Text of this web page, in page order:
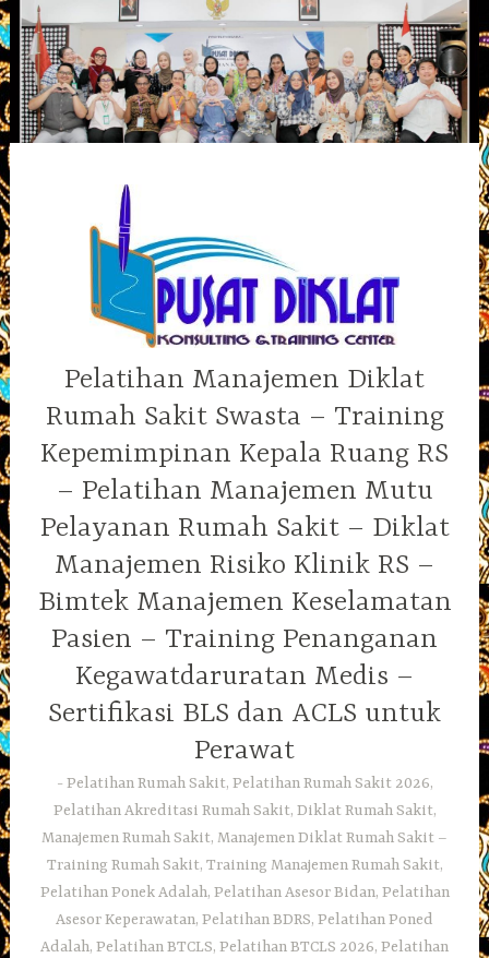
Skip
to
content
Pelatihan Manajemen Diklat
Rumah Sakit Swasta – Training
Kepemimpinan Kepala Ruang RS
– Pelatihan Manajemen Mutu
Pelayanan Rumah Sakit – Diklat
Manajemen Risiko Klinik RS –
Bimtek Manajemen Keselamatan
Pasien – Training Penanganan
Kegawatdaruratan Medis –
Sertifikasi BLS dan ACLS untuk
Perawat
Pelatihan Rumah Sakit, Pelatihan Rumah Sakit 2026,
Pelatihan Akreditasi Rumah Sakit, Diklat Rumah Sakit,
Manajemen Rumah Sakit, Manajemen Diklat Rumah Sakit –
Training Rumah Sakit, Training Manajemen Rumah Sakit,
Pelatihan Ponek Adalah, Pelatihan Asesor Bidan, Pelatihan
Asesor Keperawatan, Pelatihan BDRS, Pelatihan Poned
Adalah, Pelatihan BTCLS, Pelatihan BTCLS 2026, Pelatihan